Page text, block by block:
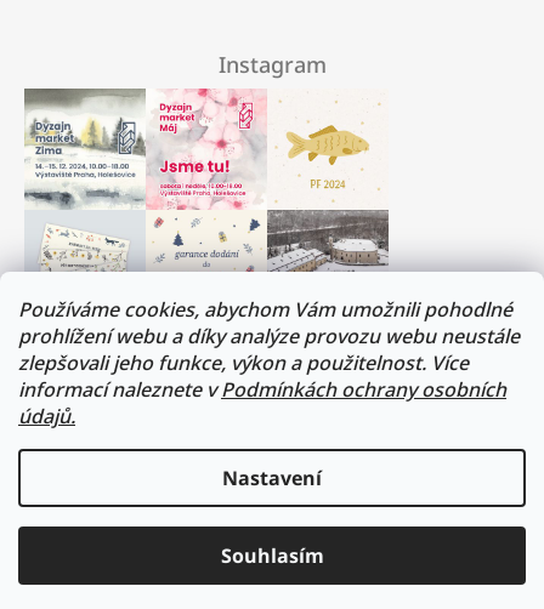
Používáme cookies, abychom Vám umožnili pohodlné
prohlížení webu a díky analýze provozu webu neustále
zlepšovali jeho funkce, výkon a použitelnost. Více
informací naleznete v Podmínkách ochrany osobních
údajů.
Nastavení
Souhlasím
Milí přátelé, musíme si trochu odpočinout :)
V termínu 17. - 31.července budeme na dovolené.
Všechny objednávky budou vyřízeny v prvním
srpnovém týdnu. Děkujeme za pochopení!
Přejeme vám všem krásné léto!
Lukáš a Veronika
Instagram
sledovat na instagramu
vytvořil shoptet